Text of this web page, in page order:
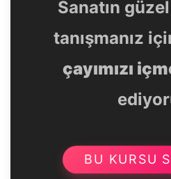
Sanatın
tanışmanız
çayımızı
BU KURSU